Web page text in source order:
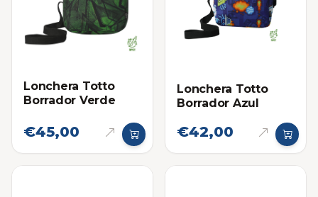
Lonchera Totto
Borrador Verde
€45,00
Lonchera Totto
Borrador Azul
€42,00